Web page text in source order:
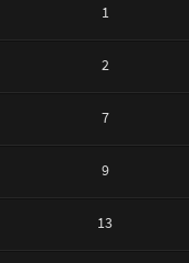
1
2
7
9
13